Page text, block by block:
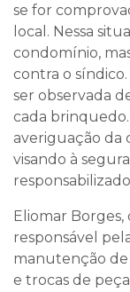
se for
local. Nessa
condomínio,
contra o
ser observada
cada
averiguação da
visando à
Eliomar
responsável
manutenção
e trocas de